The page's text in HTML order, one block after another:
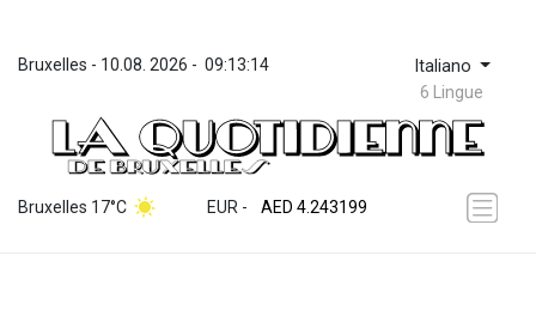
Bruxelles - 10.08. 2026 - 09:13:14 Italiano
6 Lingue
Bruxelles 17°C EUR -
ZWL 372.037716
AED 4.243199
AFN 76.816385